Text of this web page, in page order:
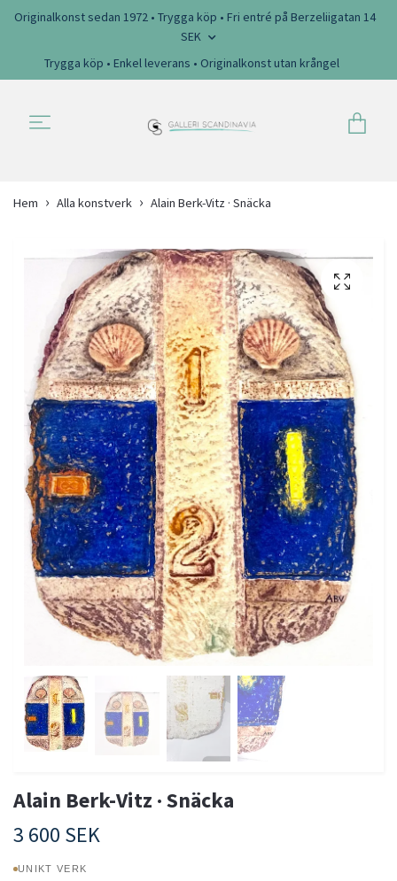
Originalkonst sedan 1972 • Trygga köp • Fri entré på Berzeliigatan 14
SEK
Trygga köp • Enkel leverans • Originalkonst utan krångel
Hem Alla konstverk Alain Berk-Vitz · Snäcka
Alain Berk-Vitz · Snäcka
3 600 SEK
UNIKT VERK